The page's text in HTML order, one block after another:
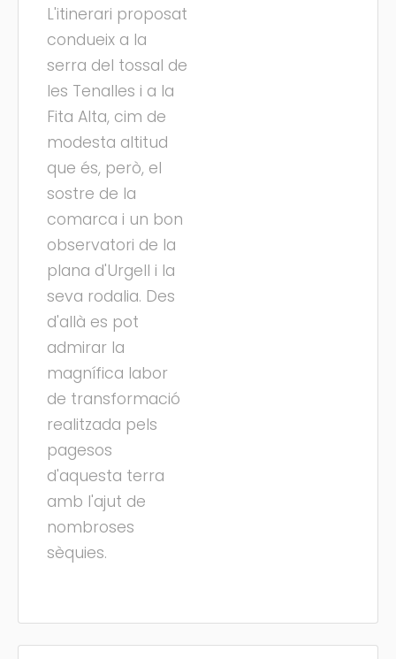
L'itinerari proposat
condueix a la
serra del tossal de
les Tenalles i a la
Fita Alta, cim de
modesta altitud
que és, però, el
sostre de la
comarca i un bon
observatori de la
plana d'Urgell i la
seva rodalia. Des
d'allà es pot
admirar la
magnífica labor
de transformació
realitzada pels
pagesos
d'aquesta terra
amb l'ajut de
nombroses
sèquies.